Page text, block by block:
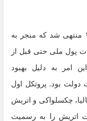
این مذاکرات به سه برنامه در اکتبر ۱۹۲۲ منتهی شد که منجر به
پول ملی حتی قبل از
امر به دلیل بهبود
دولت بود. پروتکل اول
چکسلواکی و اتریش
اتریش را به رسمیت